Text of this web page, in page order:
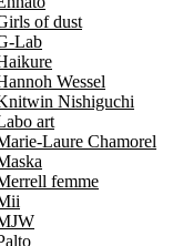
of dust
Lab
Wessel
Nishiguchi
art
Laure Chamorel
femme